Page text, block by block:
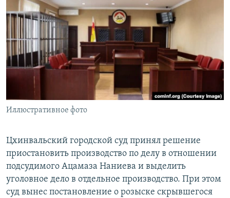
РАСПИСАНИЕ ВЕЩАНИЯ
ПОДПИШИТЕСЬ НА РАССЫЛКУ
СОЦИАЛЬНЫЕ СЕТИ
Иллюстративное фото
Цхинвальский городской суд принял решение
приостановить производство по делу в отношении
подсудимого Ацамаза Наниева и выделить
уголовное дело в отдельное производство. При этом
суд вынес постановление о розыске скрывшегося